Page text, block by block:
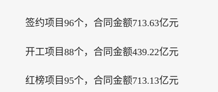
签约项目96个，合同金额713.63亿元
开工项目88个，合同金额439.22亿元
红榜项目95个，合同金额713.13亿元